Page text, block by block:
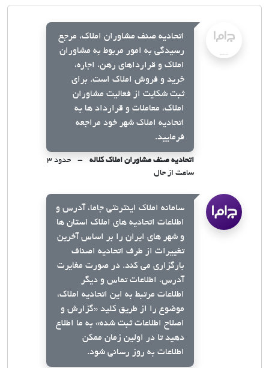
اتحادیه صنف مشاوران املاک، مرجع
رسیدگی به امور مربوط به مشاوران
املاک و قرارداهای رهن، اجاره،
خرید و فروش املاک است. برای
ثبت شکایت از فعالیت مشاوران
املاک، معاملات و قرارداد ها به
اتحادیه املاک شهر خود مراجعه
فرمایید.
اتحادیه صنف مشاوران املاک کلاله
حدود ۳
ساعت از حال
سامانه املاک اینترنتی جاما، آدرس و
اطلاعات اتحادیه های املاک استان ها
و شهر های ایران را بر اساس آخرین
تغییرات از طرف اتحادیه اصناف
بارگزاری می کند. در صورت مغایرت
آدرس، اطلاعات تماس و دیگر
اطلاعات مرتبط به این اتحادیه املاک،
موضوع را از طریق کلید «گزارش و
اصلاح اطلاعات ثبت شده» به ما اطلاع
دهید تا در اولین زمان ممکن
اطلاعات به روز رسانی شود.